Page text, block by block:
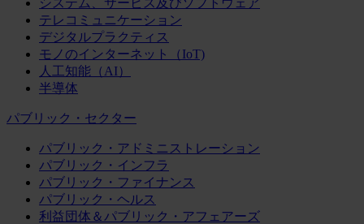
システム、サービス及びソフトウェア
テレコミュニケーション
デジタルプラクティス
モノのインターネット（IoT)
人工知能（AI）
半導体
パブリック・セクター
パブリック・アドミニストレーション
パブリック・インフラ
パブリック・ファイナンス
パブリック・ヘルス
利益団体＆パブリック・アフェアーズ